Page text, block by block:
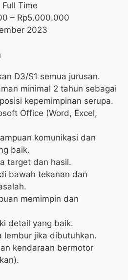
Time
– Rp5.000.000
2023
D3/S1 semua jurusan.
minimal 2 tahun sebagai
kepemimpinan serupa.
Office (Word, Excel,
komunikasi dan
baik.
target dan hasil.
bawah tekanan dan
memimpin dan
detail yang baik.
lembur jika dibutuhkan.
kendaraan bermotor